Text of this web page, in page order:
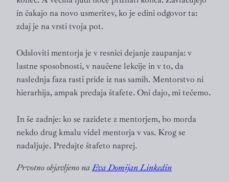
in čakajo na novo usmeritev, ko je edini odgovor ta:
zdaj je na vrsti tvoja pot.
Odsloviti mentorja je v resnici dejanje zaupanja: v
lastne sposobnosti, v naučene lekcije in v to, da
naslednja faza rasti pride iz nas samih. Mentorstvo ni
hierarhija, ampak predaja štafete. Oni dajo, mi tečemo.
In še zadnje: ko se razidete z mentorjem, bo morda
nekdo drug kmalu videl mentorja v vas. Krog se
nadaljuje. Predajte štafeto naprej.
Prvotno objavljeno naEva Domijan Linkedin